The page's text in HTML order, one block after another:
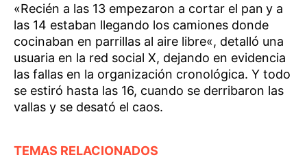
«Recién a las 13 empezaron a cortar el pan y a
las 14 estaban llegando los camiones donde
cocinaban en parrillas al aire libre«, detalló una
usuaria en la red social X, dejando en evidencia
las fallas en la organización cronológica. Y todo
se estiró hasta las 16, cuando se derribaron las
vallas y se desató el caos.
TEMAS RELACIONADOS